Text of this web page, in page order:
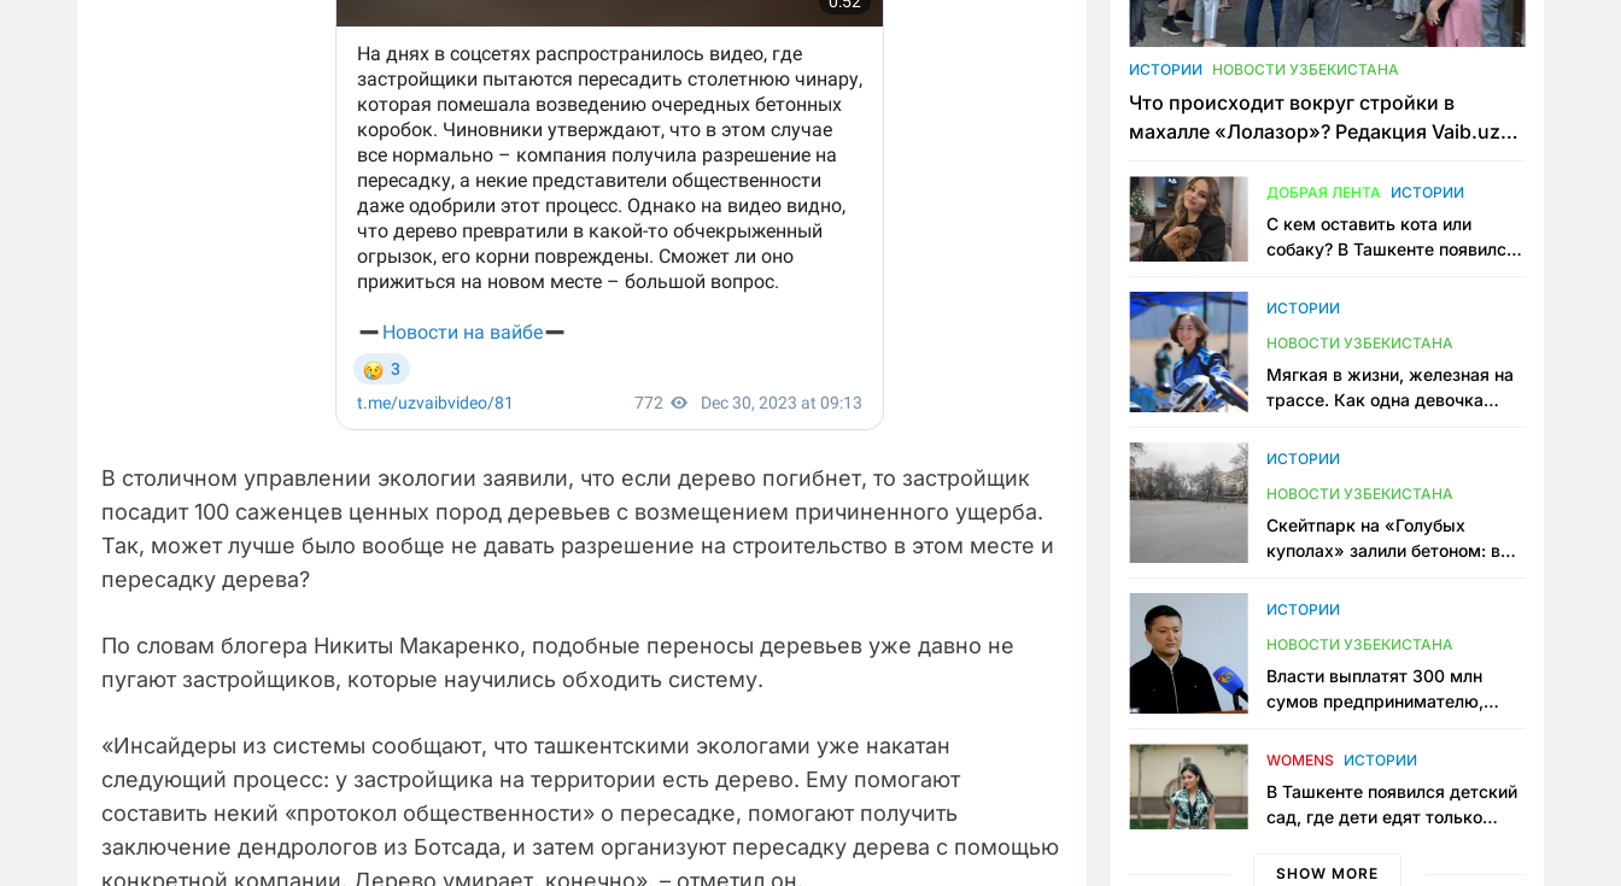
В столичном управлении экологии заявили, что если дерево погибнет, то застройщик
посадит 100 саженцев ценных пород деревьев с возмещением причиненного ущерба.
Так, может лучше было вообще не давать разрешение на строительство в этом месте и
пересадку дерева?
По словам блогера Никиты Макаренко, подобные переносы деревьев уже давно не
пугают застройщиков, которые научились обходить систему.
«Инсайдеры из системы сообщают, что ташкентскими экологами уже накатан
следующий процесс: у застройщика на территории есть дерево. Ему помогают
составить некий «протокол общественности» о пересадке, помогают получить
заключение дендрологов из Ботсада, и затем организуют пересадку дерева с помощью
конкретной компании. Дерево умирает, конечно», – отметил он.
ИСТОРИИ НОВОСТИ УЗБЕКИСТАНА
Что происходит вокруг стройки в
махалле «Лолазор»? Редакция Vaib.uz
конфликта
ДОБРАЯ ЛЕНТА ИСТОРИИ
С кем оставить кота или
собаку? В Ташкенте появился
ИСТОРИИ
НОВОСТИ УЗБЕКИСТАНА
Мягкая в жизни, железная на
трассе. Как одна девочка
Узбекистане
ИСТОРИИ
НОВОСТИ УЗБЕКИСТАНА
Скейтпарк на «Голубых
куполах» залили бетоном: в
одно общественное
ИСТОРИИ
НОВОСТИ УЗБЕКИСТАНА
Власти выплатят 300 млн
сумов предпринимателю,
тюрьме по незаконному
WOMENS ИСТОРИИ
В Ташкенте появился детский
сад, где дети едят только
мама, которая устала просить
SHOW MORE